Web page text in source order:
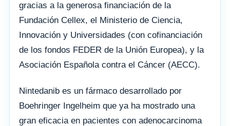
gracias a la generosa financiación de la
Fundación Cellex, el Ministerio de Ciencia,
Innovación y Universidades (con cofinanciación
de los fondos FEDER de la Unión Europea), y la
Asociación Española contra el Cáncer (AECC).
Nintedanib es un fármaco desarrollado por
Boehringer Ingelheim que ya ha mostrado una
gran eficacia en pacientes con adenocarcinoma